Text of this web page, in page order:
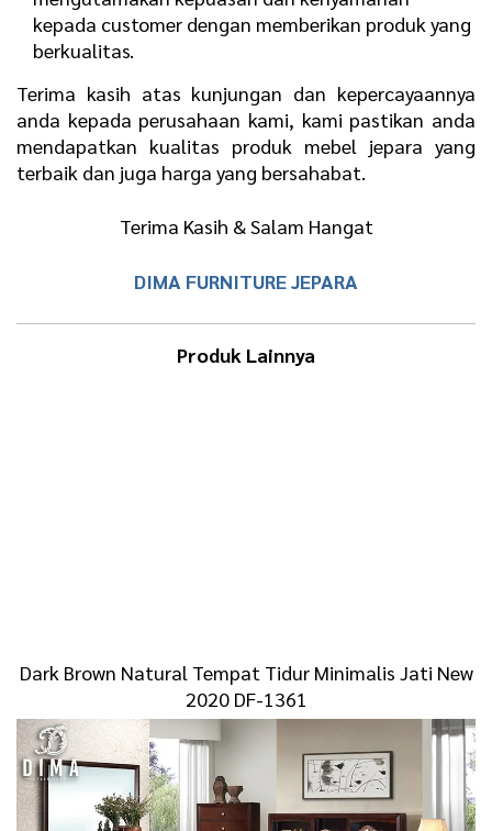
kepada customer dengan memberikan produk yang
berkualitas.
Terima kasih atas kunjungan dan kepercayaannya
anda kepada perusahaan kami, kami pastikan anda
mendapatkan kualitas produk mebel jepara yang
terbaik dan juga harga yang bersahabat.
Terima Kasih & Salam Hangat
DIMA FURNITURE JEPARA
Produk Lainnya
Dark Brown Natural Tempat Tidur Minimalis Jati New
2020 DF-1361